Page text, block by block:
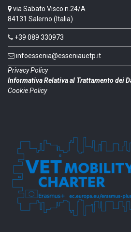
via Sabato Visco n.24/A
84131 Salerno (Italia)
+39 089 330973
infoessenia@esseniauetp.it
Privacy Policy
Informativa Relativa al Trattamento dei
Cookie Policy